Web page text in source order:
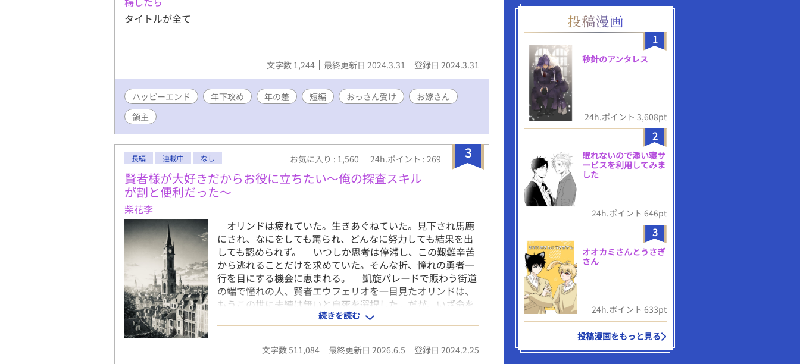
タイトルが全て
文字数 1,244 最終更新日 2024.3.31 登録日 2024.3.31
ハッピーエンド 年下攻め 年の差 短編 おっさん受け
お嫁さん
領主
3
長編 連載中 なし お気に入り : 1,560 24h.ポイント : 269
賢者様が大好きだからお役に立ちたい〜俺の探査スキル
が割と便利だった〜
柴花李
オリンドは疲れていた。生きあぐねていた。見下され馬鹿
にされ、なにをしても罵られ、どんなに努力しても結果を出
しても認められず。 いつしか思考は停滞し、この艱難辛苦
から逃れることだけを求めていた。そんな折、憧れの勇者一
行を目にする機会に恵まれる。 凱旋パレードで賑わう街道
の端で憧れの人、賢者エウフェリオを一目見たオリンドは、
もうこの世に未練は無いと自死を選択した。だが、いざ命を
断とうとしたその時、あろうことかエウフェリオに阻止され
てしまう。しかもどういう訳だか勇者パーティに勧誘された
のだった。 これまでの人生で身も心も希望も何もかもを萎
縮させていたオリンドの、新しく楽しい冒険が始まる。 ※
続きを読む
文字数 511,084 最終更新日 2026.6.5 登録日 2024.2.25
1
秒針のアンタレス
24h.ポイント 3,608pt
2
眠れないので添い寝サ
ービスを利用してみま
した
24h.ポイント 646pt
3
オオカミさんとうさぎ
さん
24h.ポイント 633pt
投稿漫画をもっと見る